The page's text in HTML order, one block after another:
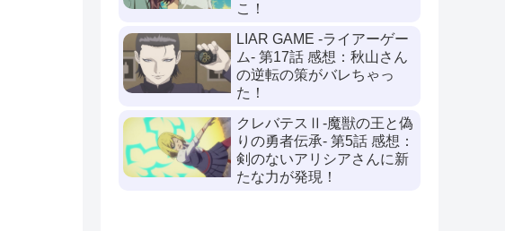
こ！
LIAR GAME -ライアーゲー
ム- 第17話 感想：秋山さん
の逆転の策がバレちゃっ
た！
クレバテスⅡ-魔獣の王と偽
りの勇者伝承- 第5話 感想：
剣のないアリシアさんに新
たな力が発現！